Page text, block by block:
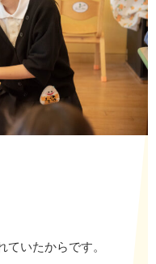
いたからです。